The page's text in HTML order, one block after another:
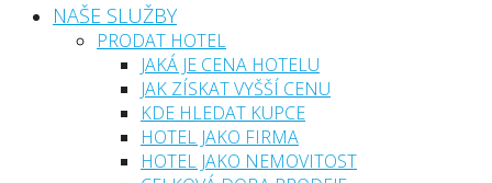
NAŠE SLUŽBY
PRODAT HOTEL
JAKÁ JE CENA HOTELU
JAK ZÍSKAT VYŠŠÍ CENU
KDE HLEDAT KUPCE
HOTEL JAKO FIRMA
HOTEL JAKO NEMOVITOST